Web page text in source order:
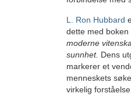
L. Ron Hubbard
dette med boken
moderne
sunnhet. Dens
markerer et
menneskets
virkelig